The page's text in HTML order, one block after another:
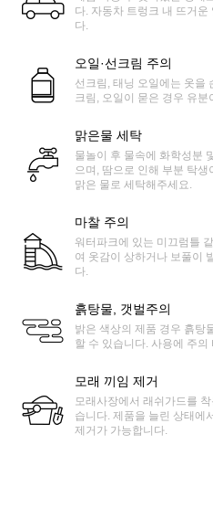
다. 자동차 트렁크 내 뜨거운
다.
오일·선크림 주의
선크림, 태닝 오일에는 옷을
크림, 오일이 묻은 경우 유
맑은물 세탁
물놀이 후 물속에 화학성분
으며, 땀으로 인해 부분 탁
맑은 물로 세탁해주세요.
마찰 주의
워터파크에 있는 미끄럼틀
여 옷감이 상하거나 보풀이
다.
흙탕물, 갯벌주의
밝은 색상의 제품 경우 흙탕
할 수 있습니다. 사용에 주의
모래 끼임 제거
모래사장에서 래쉬가드를
습니다. 제품을 늘린 상태에
제거가 가능합니다.